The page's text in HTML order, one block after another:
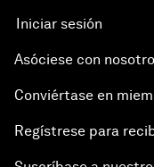
Iniciar sesión
Asóciese con
Conviértase en
Regístrese para